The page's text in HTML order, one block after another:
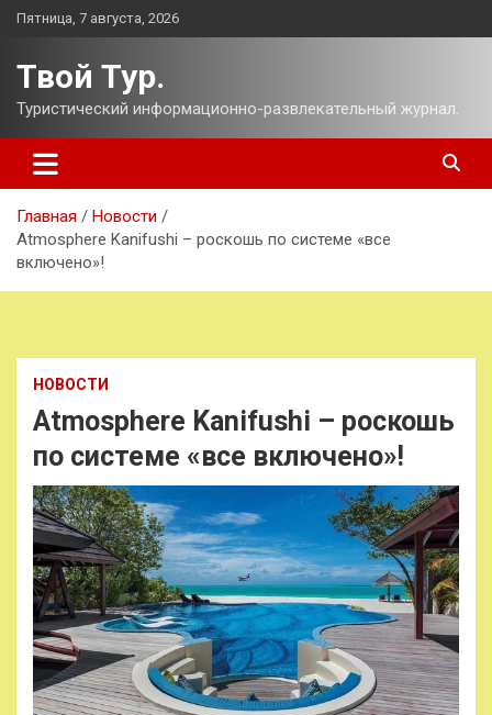
Перейти
Пятница, 7 августа, 2026
Твой Тур.
Туристический информационно-развлекательный журнал.
Главная
Новости
Atmosphere Kanifushi – роскошь по системе «все
включено»!
НОВОСТИ
Atmosphere Kanifushi – роскошь
по системе «все включено»!